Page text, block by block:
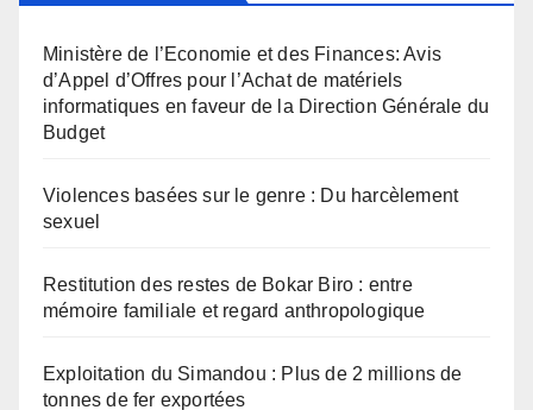
Ministère de l’Economie et des Finances: Avis
d’Appel d’Offres pour l’Achat de matériels
informatiques en faveur de la Direction Générale du
Budget
Violences basées sur le genre : Du harcèlement
sexuel
Restitution des restes de Bokar Biro : entre
mémoire familiale et regard anthropologique
Exploitation du Simandou : Plus de 2 millions de
tonnes de fer exportées